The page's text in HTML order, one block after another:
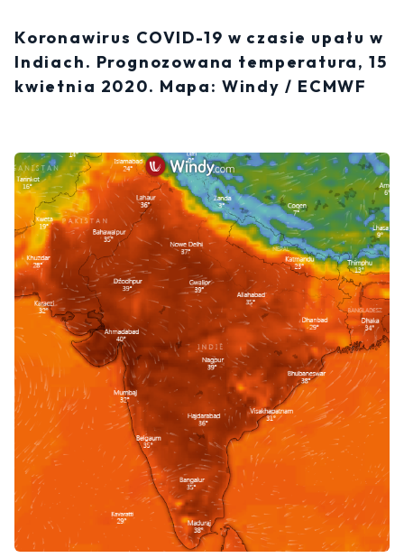
Koronawirus COVID-19 w czasie upału w
Indiach. Prognozowana temperatura, 15
kwietnia 2020. Mapa: Windy / ECMWF